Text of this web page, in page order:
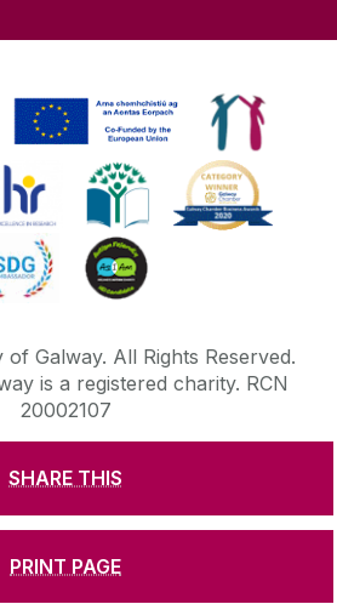
SHARE THIS
PRINT PAGE
of Galway. All Rights Reserved.
is a registered charity. RCN
20002107
ACCESSIBILITY